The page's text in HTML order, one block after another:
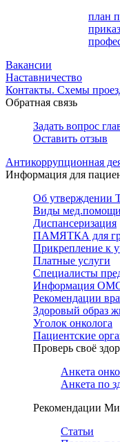
план
Вакансии
Наставничество
Контакты. Схемы
Обратная связь
Задать вопрос
Оставить отзыв
Антикоррупционная
Информация для
Об утверждении
Виды
Диспансеризация
ПАМЯТКА для
Прикрепление к
Платные услуги
Специалисты
Информация
Рекомендации
Здоровый образ
Уголок онколога
Пациентские
Проверь своё
Анкета
Анкета по
Рекомендации
Статьи